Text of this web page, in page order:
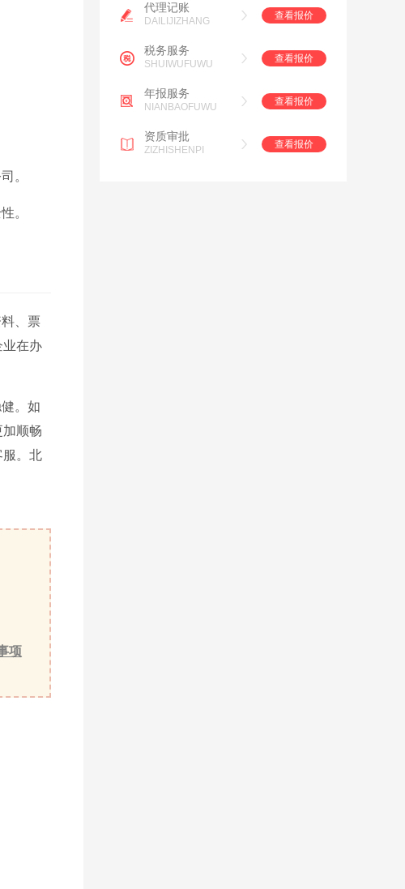
。
。
、票
业在办
。如
顺畅
服。北
项
代理记账
DAILIJIZHANG
查看报价
税务服务
SHUIWUFUWU
查看报价
年报服务
NIANBAOFUWU
查看报价
资质审批
ZIZHISHENPI
查看报价